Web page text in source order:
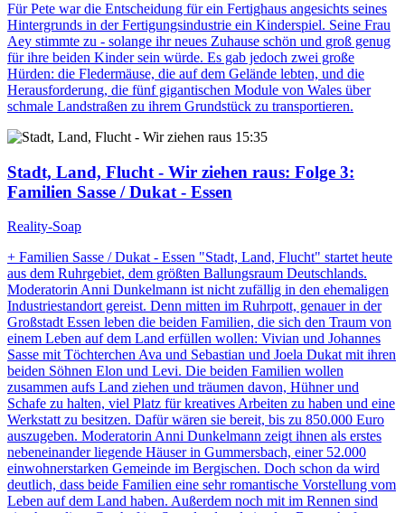
Für Pete war die Entscheidung für ein Fertighaus angesichts seines
Hintergrunds in der Fertigungsindustrie ein Kinderspiel. Seine Frau
Aey stimmte zu - solange ihr neues Zuhause schön und groß genug
für ihre beiden Kinder sein würde. Es gab jedoch zwei große
Hürden: die Fledermäuse, die auf dem Gelände lebten, und die
Herausforderung, die fünf gigantischen Module von Wales über
schmale Landstraßen zu ihrem Grundstück zu transportieren.
15:35
Stadt, Land, Flucht - Wir ziehen raus: Folge 3:
Familien Sasse / Dukat - Essen
Reality-Soap
+ Familien Sasse / Dukat - Essen "Stadt, Land, Flucht" startet heute
aus dem Ruhrgebiet, dem größten Ballungsraum Deutschlands.
Moderatorin Anni Dunkelmann ist nicht zufällig in den ehemaligen
Industriestandort gereist. Denn mitten im Ruhrpott, genauer in der
Großstadt Essen leben die beiden Familien, die sich den Traum von
einem Leben auf dem Land erfüllen wollen: Vivian und Johannes
Sasse mit Töchterchen Ava und Sebastian und Joela Dukat mit ihren
beiden Söhnen Elon und Levi. Die beiden Familien wollen
zusammen aufs Land ziehen und träumen davon, Hühner und
Schafe zu halten, viel Platz für kreatives Arbeiten zu haben und eine
Werkstatt zu besitzen. Dafür wären sie bereit, bis zu 850.000 Euro
auszugeben. Moderatorin Anni Dunkelmann zeigt ihnen als erstes
nebeneinander liegende Häuser in Gummersbach, einer 52.000
einwohnerstarken Gemeinde im Bergischen. Doch schon da wird
deutlich, dass beide Familien eine sehr romantische Vorstellung vom
Leben auf dem Land haben. Außerdem noch mit im Rennen sind